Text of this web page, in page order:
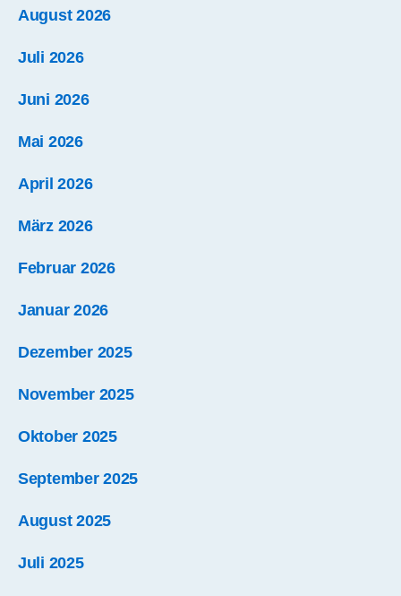
August 2026
Juli 2026
Juni 2026
Mai 2026
April 2026
März 2026
Februar 2026
Januar 2026
Dezember 2025
November 2025
Oktober 2025
September 2025
August 2025
Juli 2025